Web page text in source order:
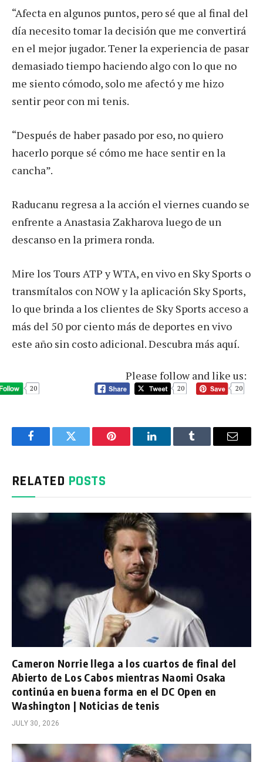
“Afecta en algunos puntos, pero sé que al final del
día necesito tomar la decisión que me convertirá
en el mejor jugador. Tener la experiencia de pasar
demasiado tiempo haciendo algo con lo que no
me siento cómodo, solo me afectó y me hizo
sentir peor con mi tenis.
“Después de haber pasado por eso, no quiero
hacerlo porque sé cómo me hace sentir en la
cancha”.
Raducanu regresa a la acción el viernes cuando se
enfrente a Anastasia Zakharova luego de un
descanso en la primera ronda.
Mire los Tours ATP y WTA, en vivo en Sky Sports o
transmítalos con NOW y la aplicación Sky Sports,
lo que brinda a los clientes de Sky Sports acceso a
más del 50 por ciento más de deportes en vivo
este año sin costo adicional. Descubra más aquí.
Please follow and like us:
20 20 20
FacebookTwitter Pinterest LinkedInTumblr Email
RELATED POSTS
Cameron Norrie llega a los cuartos de final del
Abierto de Los Cabos mientras Naomi Osaka
continúa en buena forma en el DC Open en
Washington | Noticias de tenis
JULY 30, 2026